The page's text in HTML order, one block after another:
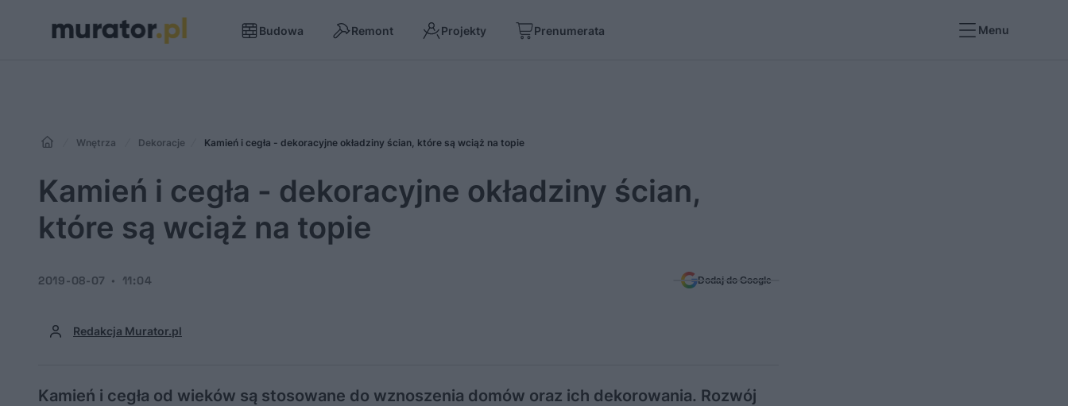
Budowa Remont Projekty Prenumerata Menu
Wnętrza Dekoracje Kamień i cegła - dekoracyjne okładziny ścian, które są wciąż na topie
Kamień i cegła - dekoracyjne okładziny ścian,
które są wciąż na topie
Redakcja Murator.pl
2019-08-07 11:04 Dodaj do Google
Kamień i cegła od wieków są stosowane do wznoszenia domów oraz ich dekorowania. Rozwój